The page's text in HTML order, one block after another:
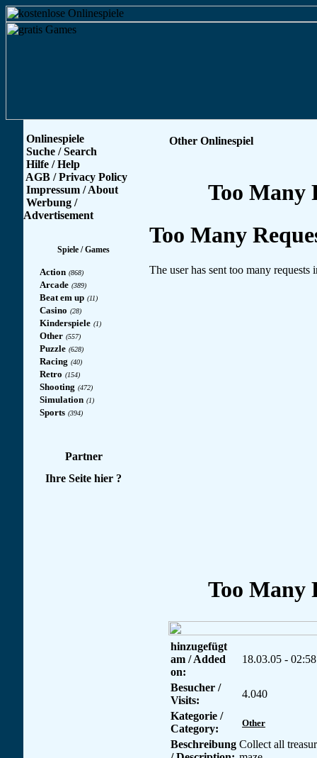
Onlinespiele
Suche / Search
Hilfe / Help
AGB / Privacy Policy
Impressum / About
Werbung /
Advertisement
Spiele / Games
Action (868)
Arcade (389)
Beat em up (11)
Casino (28)
Kinderspiele (1)
Other (557)
Puzzle (628)
Racing (40)
Retro (154)
Shooting (472)
Simulation (1)
Sports (394)
Partner
Ihre Seite hier ?
Other Onlinespiel
hinzugefügt
am / Added
on:
18.03.05 - 02:58
Besucher /
Visits:
4.040
Kategorie /
Category:
Other
Beschreibung Collect all